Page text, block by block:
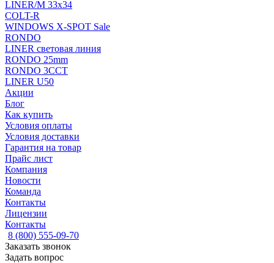
LINER/М 33х34
COLT-R
WINDOWS X-SPOT Sale
RONDO
LINER световая линия
RONDO 25mm
RONDO 3CCT
LINER U50
Акции
Блог
Как купить
Условия оплаты
Условия доставки
Гарантия на товар
Прайс лист
Компания
Новости
Команда
Контакты
Лицензии
Контакты
8 (800) 555-09-70
Заказать звонок
Задать вопрос